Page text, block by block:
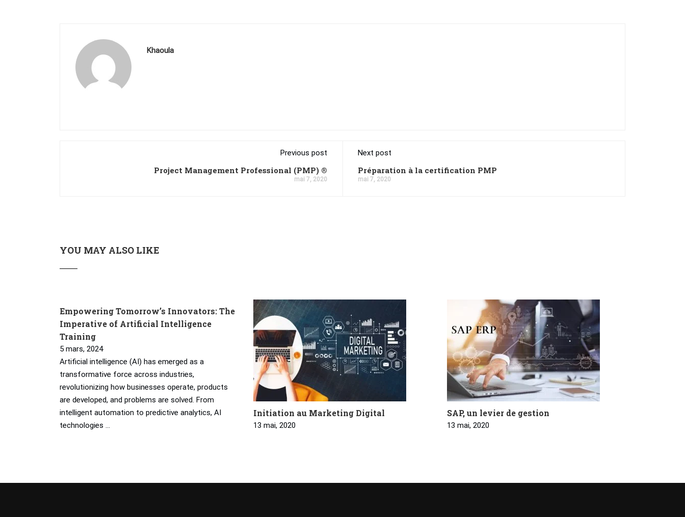
Khaoula
Previous post
Project Management Professional (PMP) ®
mai 7, 2020
Next post
Préparation à la certification PMP
mai 7, 2020
YOU MAY ALSO LIKE
Empowering Tomorrow’s Innovators: The
Imperative of Artificial Intelligence
Training
5 mars, 2024
Artificial intelligence (AI) has emerged as a
transformative force across industries,
revolutionizing how businesses operate, products
are developed, and problems are solved. From
intelligent automation to predictive analytics, AI
technologies …
Initiation au Marketing Digital
13 mai, 2020
SAP, un levier de gestion
13 mai, 2020